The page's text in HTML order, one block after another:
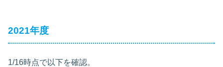
2021年度
1/16時点で以下を確認。